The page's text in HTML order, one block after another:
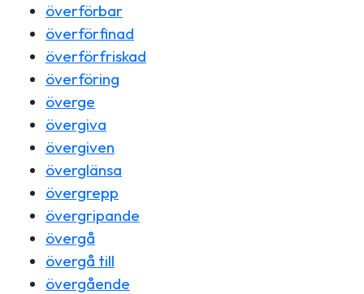
överförbar
överförfinad
överförfriskad
överföring
överge
övergiva
övergiven
överglänsa
övergrepp
övergripande
övergå
övergå till
övergående